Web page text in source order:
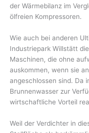
der Wärmebilanz im
ölfreien Kompressoren.
Wie auch bei anderen
Industriepark Willstätt
Maschinen, die ohne
auskommen, wenn sie
angeschlossen sind. Da
Brunnenwasser zur
wirtschaftliche Vorteil
Weil der Verdichter in